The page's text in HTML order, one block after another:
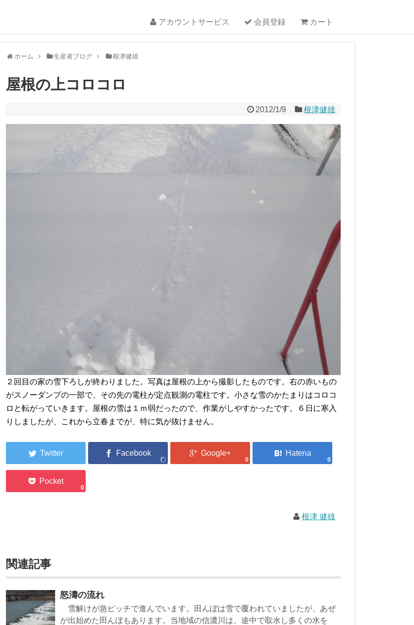
アカウントサービス 会員登録 カート
ホーム 生産者ブログ 根津健雄
屋根の上コロコロ
2012/1/9 根津健雄
２回目の家の雪下ろしが終わりました。写真は屋根の上から撮影したものです。右の赤いもの
がスノーダンプの一部で、その先の電柱が定点観測の電柱です。小さな雪のかたまりはコロコ
ロと転がっていきます。屋根の雪は１ｍ弱だったので、作業がしやすかったです。６日に寒入
りしましたが、これから立春までが、特に気が抜けません。
0 0
0
根津 健雄
関連記事
怒濤の流れ
雪解けが急ピッチで進んでいます。田んぼは雪で覆われていましたが、あぜ
が出始めた田んぼもあります。当地域の信濃川は、途中で取水し多くの水を